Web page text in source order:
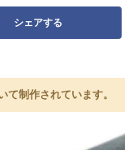
シェアする
て制作されています。